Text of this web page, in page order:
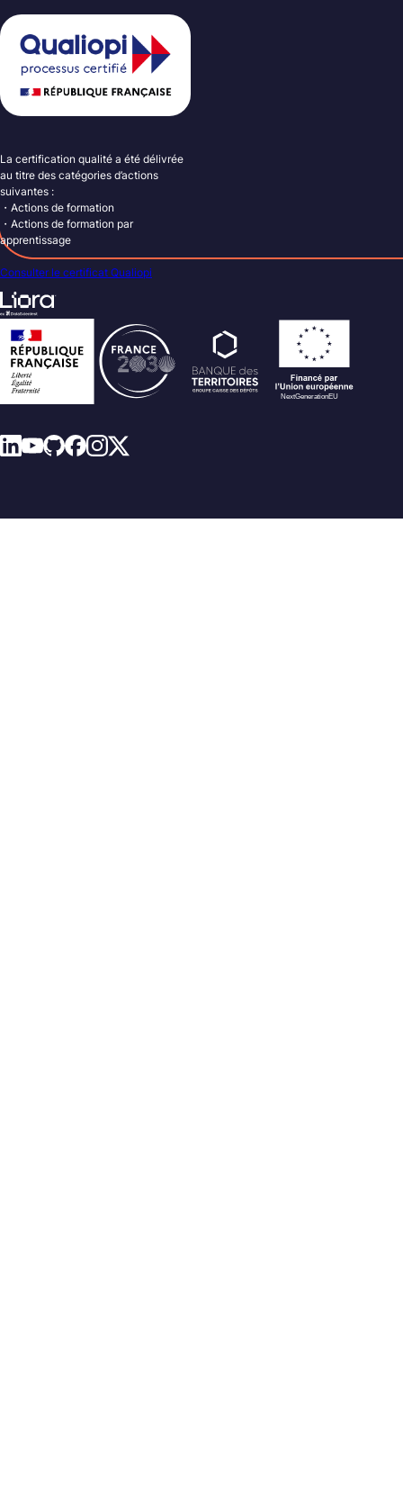
La certification qualité a été délivrée
au titre des catégories d’actions
suivantes :
・Actions de formation
・Actions de formation par
apprentissage
Consulter le certificat Qualiopi